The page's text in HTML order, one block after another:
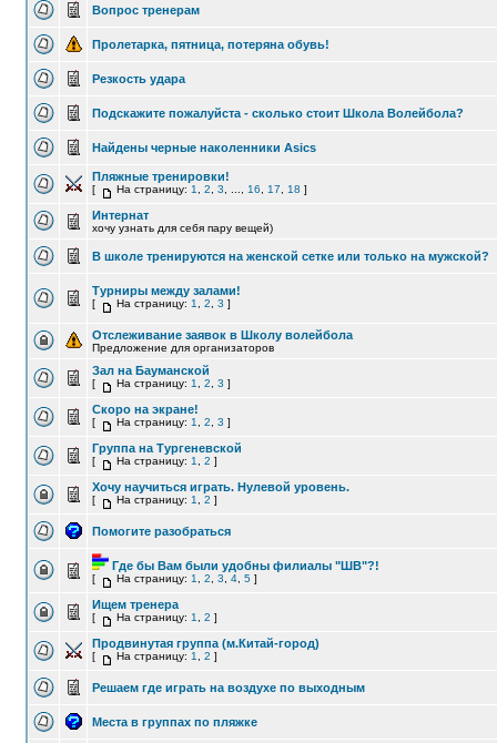
Вопрос тренерам
Пролетарка, пятница, потеряна обувь!
Резкость удара
Подскажите пожалуйста - сколько стоит Школа Волейбола?
Найдены черные наколенники Asics
Пляжные тренировки!
[ На страницу: 1 2 3 16 17 18 ]
Интернат
хочу узнать для себя пару вещей)
В школе тренируются на женской сетке или только на мужской?
Турниры между залами!
[ На страницу: 1 2 3 ]
Отслеживание заявок в Школу волейбола
Предложение для организаторов
Зал на Бауманской
[ На страницу: 1 2 3 ]
Скоро на экране!
[ На страницу: 1 2 3 ]
Группа на Тургеневской
[ На страницу: 1 2 ]
Хочу научиться играть. Нулевой уровень.
[ На страницу: 1 2 ]
Помогите разобраться
Где бы Вам были удобны филиалы "ШВ"?!
[ На страницу: 1 2 3 4 5 ]
Ищем тренера
[ На страницу: 1 2 ]
Продвинутая группа (м.Китай-город)
[ На страницу: 1 2 ]
Решаем где играть на воздухе по выходным
Места в группах по пляжке